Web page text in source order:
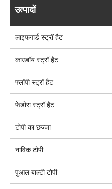
उत्पादों
लाइफगार्ड स्ट्रॉ हैट
काउबॉय स्ट्रॉ हैट
फ्लॉपी स्ट्रॉ हैट
फेडोरा स्ट्रॉ हैट
टोपी का छज्जा
नाविक टोपी
पुआल बाल्टी टोपी